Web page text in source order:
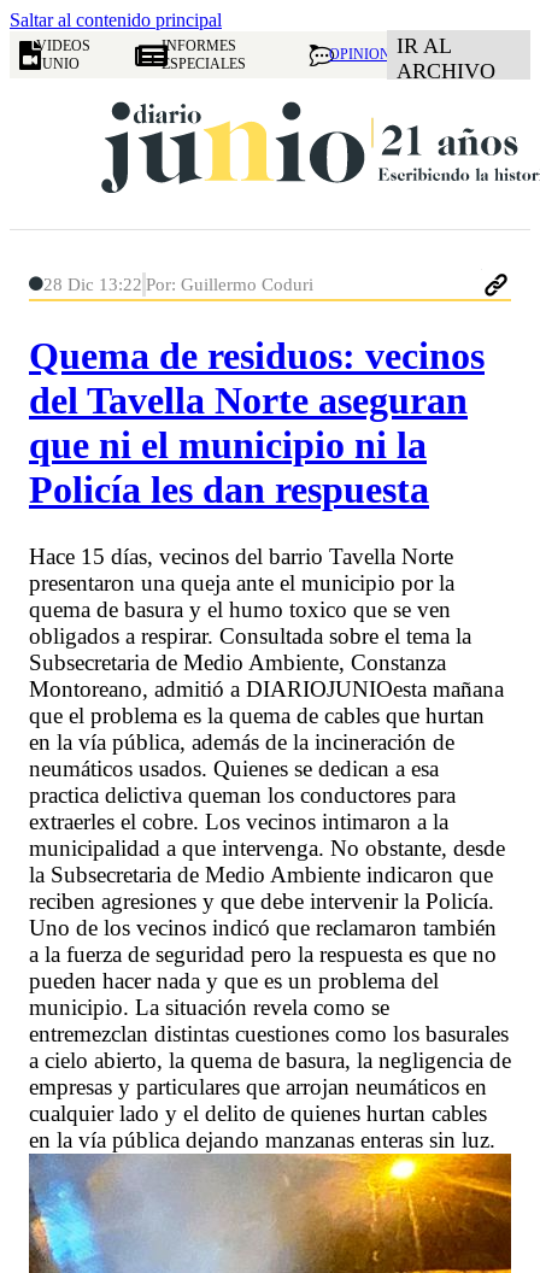
Saltar al contenido principal
VIDEOS
JUNIO
INFORMES
ESPECIALES
OPINION IR AL
ARCHIVO
28 Dic 13:22 Por: Guillermo Coduri
Quema de residuos: vecinos
del Tavella Norte aseguran
que ni el municipio ni la
Policía les dan respuesta
Hace 15 días, vecinos del barrio Tavella Norte
presentaron una queja ante el municipio por la
quema de basura y el humo toxico que se ven
obligados a respirar. Consultada sobre el tema la
Subsecretaria de Medio Ambiente, Constanza
Montoreano, admitió a DIARIOJUNIOesta mañana
que el problema es la quema de cables que hurtan
en la vía pública, además de la incineración de
neumáticos usados. Quienes se dedican a esa
practica delictiva queman los conductores para
extraerles el cobre. Los vecinos intimaron a la
municipalidad a que intervenga. No obstante, desde
la Subsecretaria de Medio Ambiente indicaron que
reciben agresiones y que debe intervenir la Policía.
Uno de los vecinos indicó que reclamaron también
a la fuerza de seguridad pero la respuesta es que no
pueden hacer nada y que es un problema del
municipio. La situación revela como se
entremezclan distintas cuestiones como los basurales
a cielo abierto, la quema de basura, la negligencia de
empresas y particulares que arrojan neumáticos en
cualquier lado y el delito de quienes hurtan cables
en la vía pública dejando manzanas enteras sin luz.